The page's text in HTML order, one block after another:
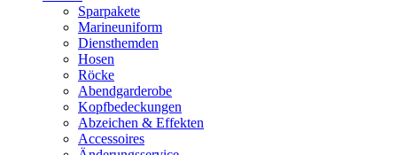
Sparpakete
Marineuniform
Diensthemden
Hosen
Röcke
Abendgarderobe
Kopfbedeckungen
Abzeichen & Effekten
Accessoires